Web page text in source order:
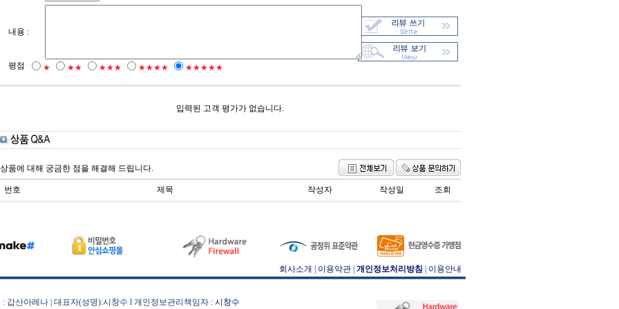
내용 :
평점 ★ ★★ ★★★ ★★★★ ★★★★★
입력된 고객 평가가 없습니다.
상품에 대해 궁금한 점을 해결해 드립니다.
번호 제목 작성자 작성일 조회
회사소개 이용약관 개인정보처리방침 이용안내
: 갑산아레나 | 대표자(성명):시창수 l 개인정보관리책임자 : 시창수